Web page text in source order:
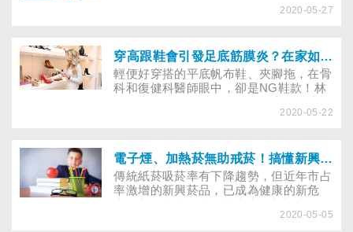
好奇是怎麼回事？其實，負面情緒可能產
緩負面情緒。
2020-05-27
穿高跟鞋會引發足底筋膜炎？在家如何自主復健足底筋膜炎？
輕便好穿搭的平底帆布鞋、夾腳拖，在骨
科和復健科醫師眼中，卻是NG鞋款！林
種鞋都沒有足夠的支撐、避震和包覆性，
久了腳底容易疼痛，嚴重甚至會引發足底
筋膜炎。
2020-05-22
電子煙、加熱菸無助戒菸！搞懂新興菸品真面目
傳統紙菸吸菸率有下降趨勢，但近年市占
率激增的新興菸品，已成為健康的新危
現，截至2020年2月18日，電子煙已造成
2020-05-05